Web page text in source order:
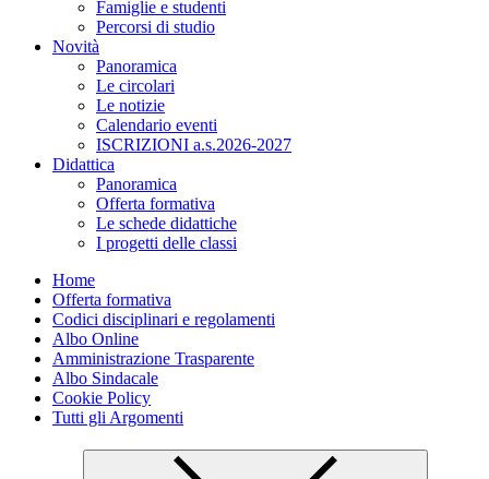
Famiglie e studenti
Percorsi di studio
Novità
Panoramica
Le circolari
Le notizie
Calendario eventi
ISCRIZIONI a.s.2026-2027
Didattica
Panoramica
Offerta formativa
Le schede didattiche
I progetti delle classi
Home
Offerta formativa
Codici disciplinari e regolamenti
Albo Online
Amministrazione Trasparente
Albo Sindacale
Cookie Policy
Tutti gli Argomenti